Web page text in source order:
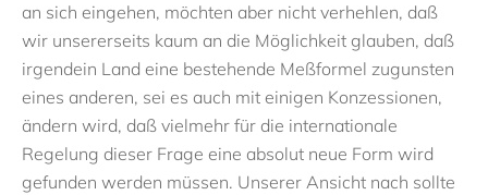
an sich eingehen, möchten aber nicht verhehlen, daß
wir unsererseits kaum an die Möglichkeit glauben, daß
irgendein Land eine bestehende Meßformel zugunsten
eines anderen, sei es auch mit einigen Konzessionen,
ändern wird, daß vielmehr für die internationale
Regelung dieser Frage eine absolut neue Form wird
gefunden werden müssen. Unserer Ansicht nach sollte